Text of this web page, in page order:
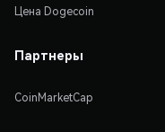
Цена Dogecoin
Партнеры
CoinMarketCap